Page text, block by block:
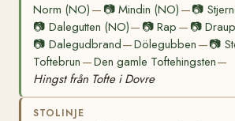
Norm (NO) — 📷Mindin (NO) —📷
📷 Dalegutten (NO)— 📷Rap — 📷
📷 Dalegudbrand—Dölegubben —📷
Toftebrun —Den gamle Toftehingsten—
Hingst från Tofte i Dovre
STOLINJE